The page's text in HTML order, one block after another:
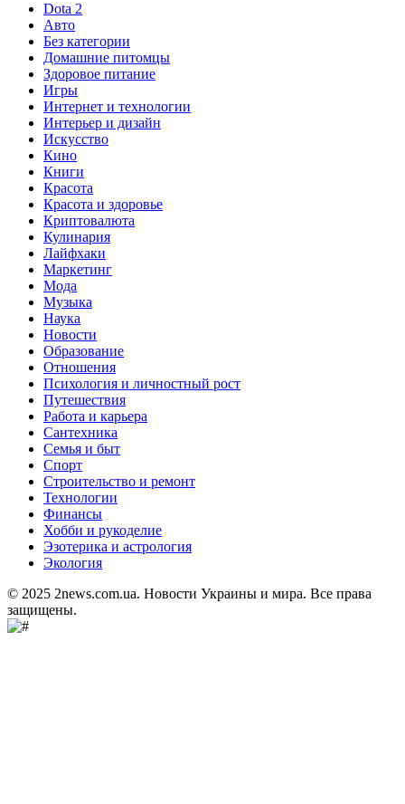
Dota 2
Авто
Без категории
Домашние питомцы
Здоровое питание
Игры
Интернет и технологии
Интерьер и дизайн
Искусство
Кино
Книги
Красота
Красота и здоровье
Криптовалюта
Кулинария
Лайфхаки
Маркетинг
Мода
Музыка
Наука
Новости
Образование
Отношения
Психология и личностный рост
Путешествия
Работа и карьера
Сантехника
Семья и быт
Спорт
Строительство и ремонт
Технологии
Финансы
Хобби и рукоделие
Эзотерика и астрология
Экология
© 2025 2news.com.ua. Новости Украины и мира. Все права
защищены.